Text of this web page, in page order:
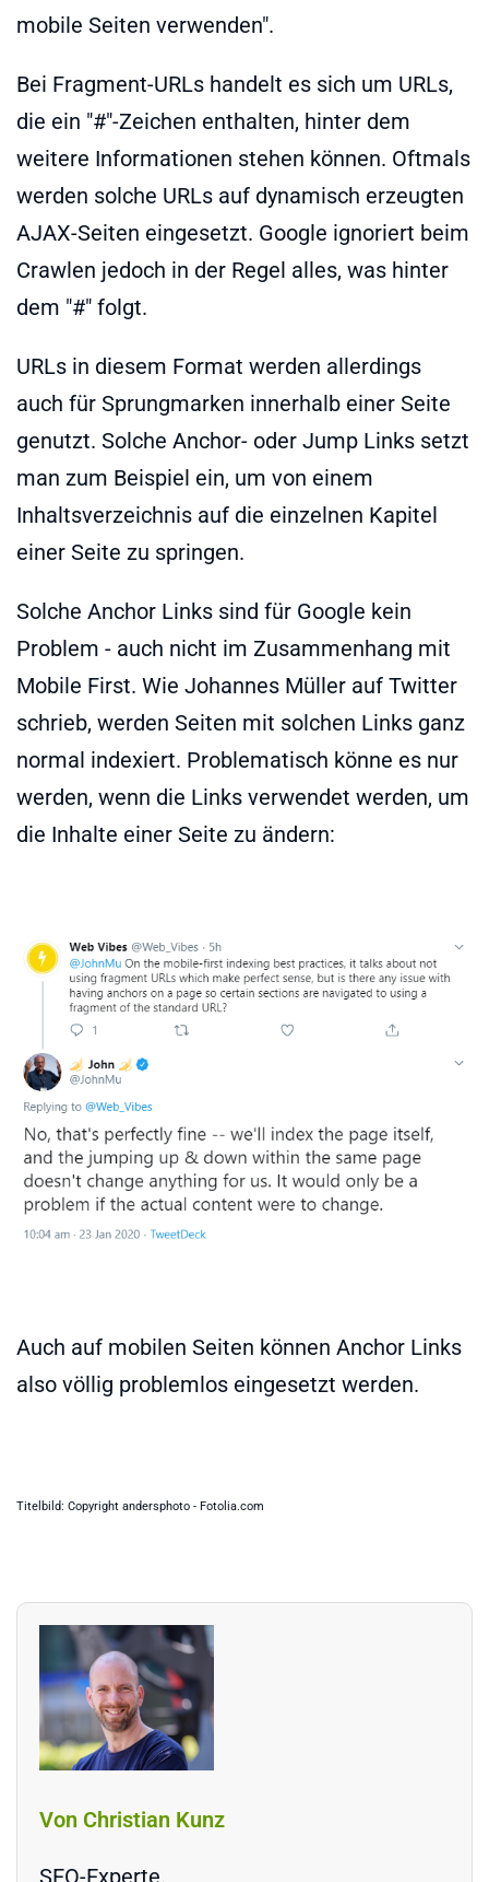
mobile Seiten verwenden".
Bei Fragment-URLs handelt es sich um URLs,
die ein "#"-Zeichen enthalten, hinter dem
weitere Informationen stehen können. Oftmals
werden solche URLs auf dynamisch erzeugten
AJAX-Seiten eingesetzt. Google ignoriert beim
Crawlen jedoch in der Regel alles, was hinter
dem "#" folgt.
URLs in diesem Format werden allerdings
auch für Sprungmarken innerhalb einer Seite
genutzt. Solche Anchor- oder Jump Links setzt
man zum Beispiel ein, um von einem
Inhaltsverzeichnis auf die einzelnen Kapitel
einer Seite zu springen.
Solche Anchor Links sind für Google kein
Problem - auch nicht im Zusammenhang mit
Mobile First. Wie Johannes Müller auf Twitter
schrieb, werden Seiten mit solchen Links ganz
normal indexiert. Problematisch könne es nur
werden, wenn die Links verwendet werden, um
die Inhalte einer Seite zu ändern:
Auch auf mobilen Seiten können Anchor Links
also völlig problemlos eingesetzt werden.
Titelbild: Copyright andersphoto - Fotolia.com
Von Christian Kunz
SEO-Experte.